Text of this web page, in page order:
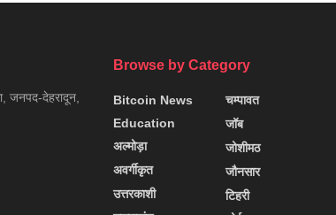
जनपद-देहरादून,
Browse by Category
Bitcoin News
Education
अल्मोड़ा
अवर्गीकृत
उत्तरकाशी
चम्पावत
जॉब
जोशीमठ
जौनसार
टिहरी